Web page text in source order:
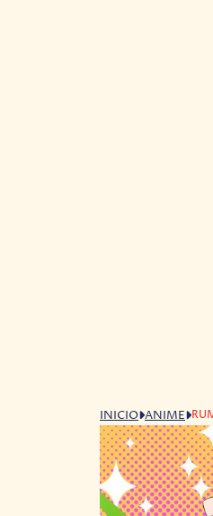
INICIO ANIME